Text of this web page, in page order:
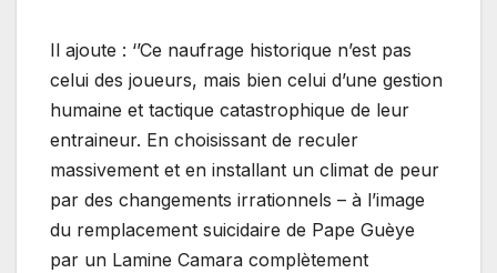
Il ajoute : ‘’Ce naufrage historique n’est pas
celui des joueurs, mais bien celui d’une gestion
humaine et tactique catastrophique de leur
entraineur. En choisissant de reculer
massivement et en installant un climat de peur
par des changements irrationnels – à l’image
du remplacement suicidaire de Pape Guèye
par un Lamine Camara complètement